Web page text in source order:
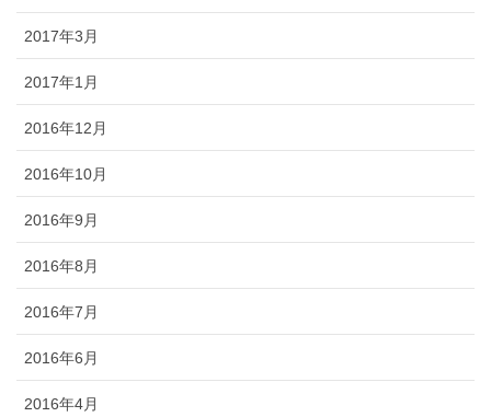
2017年3月
2017年1月
2016年12月
2016年10月
2016年9月
2016年8月
2016年7月
2016年6月
2016年4月